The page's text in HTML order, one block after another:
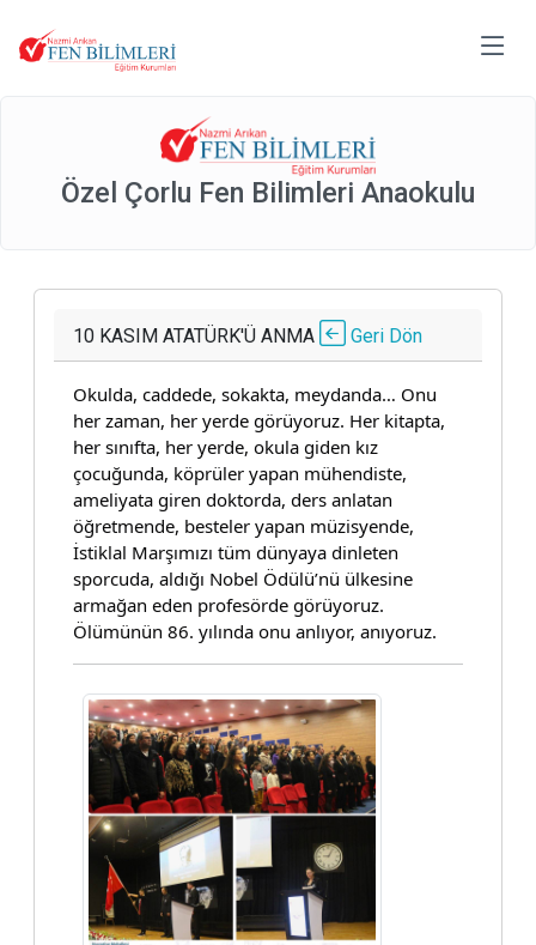
Özel Çorlu Fen Bilimleri Anaokulu
10 KASIM ATATÜRK'Ü ANMA Geri Dön
Okulda, caddede, sokakta, meydanda… Onu
her zaman, her yerde görüyoruz. Her kitapta,
her sınıfta, her yerde, okula giden kız
çocuğunda, köprüler yapan mühendiste,
ameliyata giren doktorda, ders anlatan
öğretmende, besteler yapan müzisyende,
İstiklal Marşımızı tüm dünyaya dinleten
sporcuda, aldığı Nobel Ödülü’nü ülkesine
armağan eden profesörde görüyoruz.
Ölümünün 86. yılında onu anlıyor, anıyoruz.